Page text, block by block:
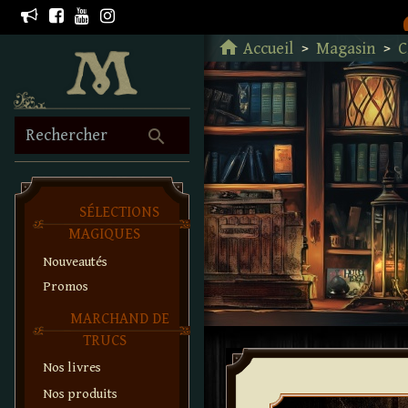
search
Rechercher
SÉLECTIONS
MAGIQUES
Nouveautés
Promos
MARCHAND DE
TRUCS
Nos livres
Nos produits
home Accueil Magasin
Retour à l'accueil